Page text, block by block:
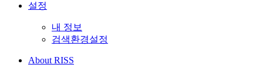
설정
내 정보
검색환경설정
About RISS